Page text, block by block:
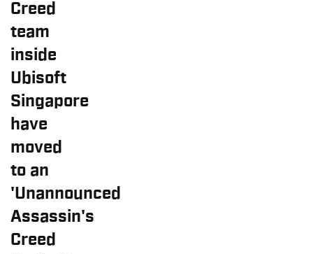
Creed
team
inside
Ubisoft
Singapore
have
moved
to an
'Unannounced
Assassin's
Creed